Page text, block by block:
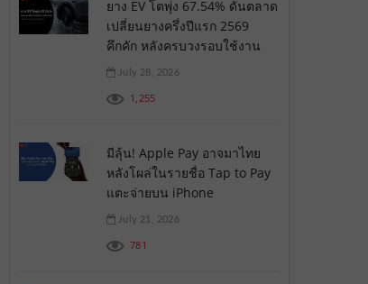
ยาง EV โตพุ่ง 67.54% ดันตลาด
เปลี่ยนยางครึ่งปีแรก 2569
คึกคัก หลังครบวงรอบใช้งาน
July 28, 2026
1,255
มีลุ้น! Apple Pay อาจมาไทย
หลังโผล่ในรายชื่อ Tap to Pay
แตะจ่ายบน iPhone
July 21, 2026
781